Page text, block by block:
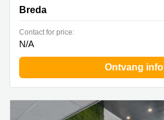
Breda
Contact for price:
N/A
Ontvang info